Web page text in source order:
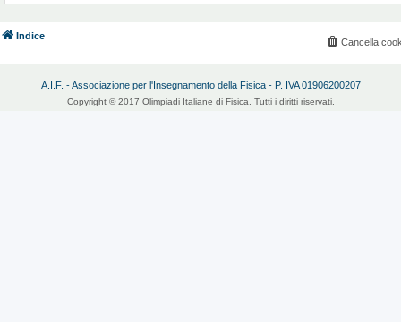
Indice
Cancella
A.I.F. - Associazione per l'Insegnamento della Fisica - P. IVA 01906200207
Copyright © 2017 Olimpiadi Italiane di Fisica. Tutti i diritti riservati.